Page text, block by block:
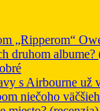
druhom albume?
s Airbourne už
niečoho